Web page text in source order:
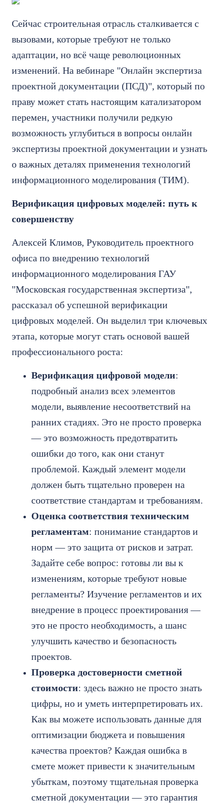
Сейчас строительная отрасль сталкивается с
вызовами, которые требуют не только
адаптации, но всё чаще революционных
изменений. На вебинаре "Онлайн экспертиза
проектной документации (ПСД)", который по
праву может стать настоящим катализатором
перемен, участники получили редкую
возможность углубиться в вопросы онлайн
экспертизы проектной документации и узнать
о важных деталях применения технологий
информационного моделирования (ТИM).
Верификация цифровых моделей: путь к
совершенству
Алексей Климов, Руководитель проектного
офиса по внедрению технологий
информационного моделирования ГАУ
"Московская государственная экспертиза",
рассказал об успешной верификации
цифровых моделей. Он выделил три ключевых
этапа, которые могут стать основой вашей
профессионального роста:
Верификация цифровой модели:
подробный анализ всех элементов
модели, выявление несоответствий на
ранних стадиях. Это не просто проверка
— это возможность предотвратить
ошибки до того, как они станут
проблемой. Каждый элемент модели
должен быть тщательно проверен на
соответствие стандартам и требованиям.
Оценка соответствия техническим
регламентам: понимание стандартов и
норм — это защита от рисков и затрат.
Задайте себе вопрос: готовы ли вы к
изменениям, которые требуют новые
регламенты? Изучение регламентов и их
внедрение в процесс проектирования —
это не просто необходимость, а шанс
улучшить качество и безопасность
проектов.
Проверка достоверности сметной
стоимости: здесь важно не просто знать
цифры, но и уметь интерпретировать их.
Как вы можете использовать данные для
оптимизации бюджета и повышения
качества проектов? Каждая ошибка в
смете может привести к значительным
убыткам, поэтому тщательная проверка
сметной документации — это гарантия